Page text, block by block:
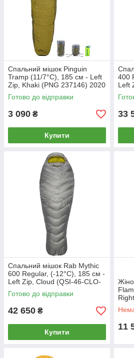
Спальний мішок Pinguin
Tramp (11/7°C), 185 см - Left
Zip, Khaki (PNG 237146) 2020
Готово до відправки
3 090 ₴
Купити
400
Left
33
Спальний мішок Rab Mythic
600 Regular, (-12°C), 185 см -
Left Zip, Cloud (QSI-46-CLO-
REG-LZ)
Готово до відправки
42 650 ₴
Купити
11